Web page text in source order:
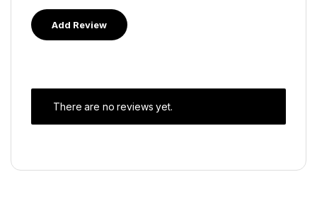
There are no reviews yet.